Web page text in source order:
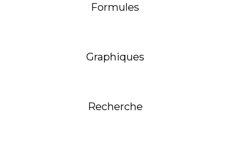
Formules
Graphiques
Recherche